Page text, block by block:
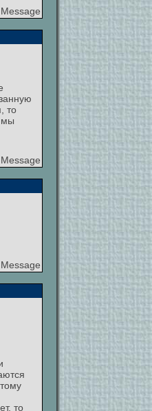
то
мы
то